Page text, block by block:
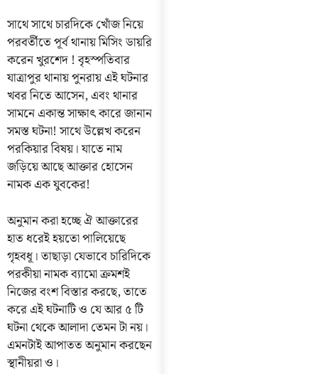
সাথে সাথে চারদিকে খোঁজ নিয়ে
পরবর্তীতে পূর্ব থানায় মিসিং ডায়রি
করেন খুরশেদ ! বৃহস্পতিবার
যাত্রাপুর থানায় পুনরায় এই ঘটনার
খবর নিতে আসেন, এবং থানার
সামনে একান্ত সাক্ষাৎ কারে জানান
সমস্ত ঘটনা! সাথে উল্লেখ করেন
পরকিয়ার বিষয়। যাতে নাম
জড়িয়ে আছে আক্তার হোসেন
নামক এক যুবকের!
অনুমান করা হচ্ছে ঐ আক্তারের
হাত ধরেই হয়তো পালিয়েছে
গৃহবধূ। তাছাড়া যেভাবে চারিদিকে
পরকীয়া নামক ব্যামো ক্রমশই
নিজের বংশ বিস্তার করছে, তাতে
করে এই ঘটনাটি ও যে আর ৫ টি
ঘটনা থেকে আলাদা তেমন টা নয়।
এমনটাই আপাতত অনুমান করছেন
স্থানীয়রা ও।